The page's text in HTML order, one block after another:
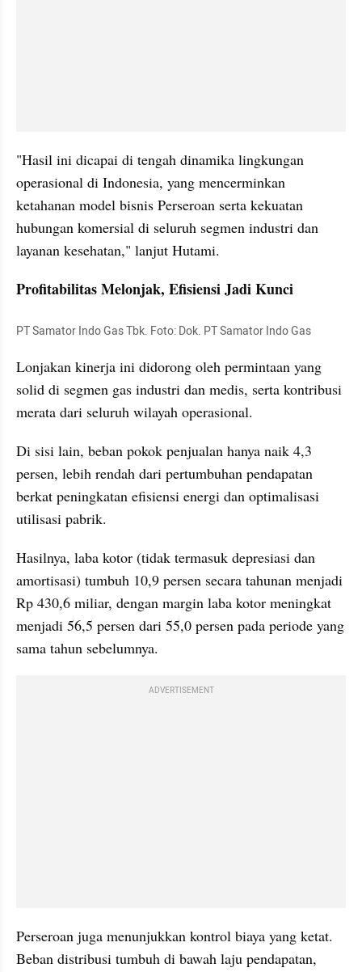
"Hasil ini dicapai di tengah dinamika lingkungan
operasional di Indonesia, yang mencerminkan
ketahanan model bisnis Perseroan serta kekuatan
hubungan komersial di seluruh segmen industri dan
layanan kesehatan," lanjut Hutami.
Profitabilitas Melonjak, Efisiensi Jadi Kunci
PT Samator Indo Gas Tbk. Foto: Dok. PT Samator Indo Gas
Lonjakan kinerja ini didorong oleh permintaan yang
solid di segmen gas industri dan medis, serta kontribusi
merata dari seluruh wilayah operasional.
Di sisi lain, beban pokok penjualan hanya naik 4,3
persen, lebih rendah dari pertumbuhan pendapatan
berkat peningkatan efisiensi energi dan optimalisasi
utilisasi pabrik.
Hasilnya, laba kotor (tidak termasuk depresiasi dan
amortisasi) tumbuh 10,9 persen secara tahunan menjadi
Rp 430,6 miliar, dengan margin laba kotor meningkat
menjadi 56,5 persen dari 55,0 persen pada periode yang
sama tahun sebelumnya.
ADVERTISEMENT
Perseroan juga menunjukkan kontrol biaya yang ketat.
Beban distribusi tumbuh di bawah laju pendapatan,